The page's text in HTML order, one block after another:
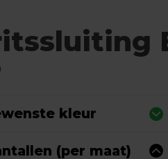
kleur
(per maat)